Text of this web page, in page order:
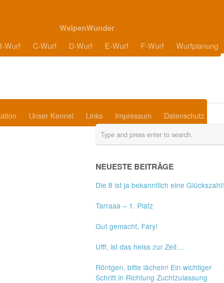
WelpenWunder
Wurf C-Wurf D-Wurf E-Wurf F-Wurf Wurfplanung
Unser Kennel Links Impressum Datenschutz
NEUESTE BEITRÄGE
Die 8 ist ja bekanntlich eine Glückszahl!
Tarraaa – 1. Platz
Gut gemacht, Fary!
Ufff, ist das heiss zur Zeit…
Röntgen, bitte lächeln! Ein wichtiger
Schritt in Richtung Zuchtzulassung